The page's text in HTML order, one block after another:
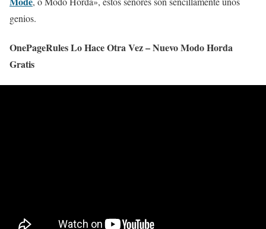
genios.
OnePageRules Lo Hace Otra Vez – Nuevo Modo Horda
Gratis